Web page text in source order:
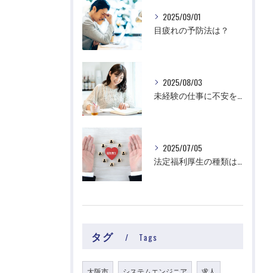
2025/09/01
目疲れの予防法は？
2025/08/03
2025/07/05
タグ Tags